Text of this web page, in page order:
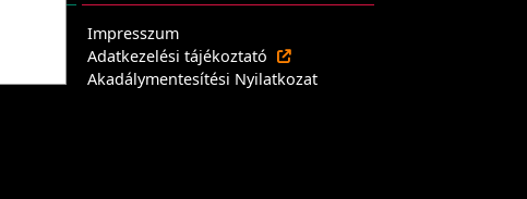
Impresszum
Adatkezelési tájékoztató
Akadálymentesítési Nyilatkozat